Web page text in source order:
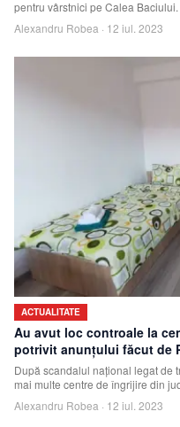
pentru vârstnici pe Calea
Alexandru Robea · 12 iul. 2023
ACTUALITATE
Au avut loc controale la
potrivit anunțului făcut de
După scandalul național legat de
mai multe centre de îngrijire din
Alexandru Robea · 12 iul. 2023